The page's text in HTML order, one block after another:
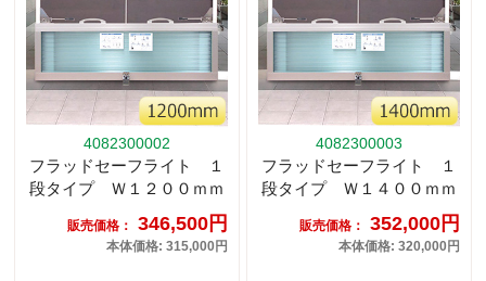
4082300002
フラッドセーフライト １
段タイプ Ｗ１２００ｍｍ
販売価格： 346,500円
本体価格: 315,000円
4082300003
フラッドセーフライト １
段タイプ Ｗ１４００ｍｍ
販売価格： 352,000円
本体価格: 320,000円